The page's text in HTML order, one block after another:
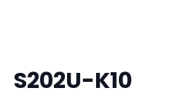
S202U-K10